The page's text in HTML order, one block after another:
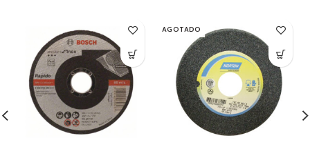
AGOTADO